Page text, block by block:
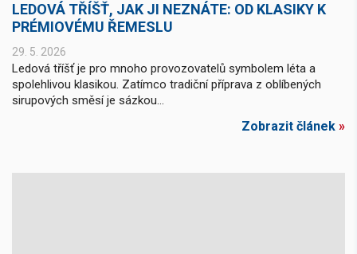
LEDOVÁ TŘÍŠŤ, JAK JI NEZNÁTE: OD KLASIKY K
PRÉMIOVÉMU ŘEMESLU
29. 5. 2026
Ledová tříšť je pro mnoho provozovatelů symbolem léta a
spolehlivou klasikou. Zatímco tradiční příprava z oblíbených
sirupových směsí je sázkou...
Zobrazit článek »